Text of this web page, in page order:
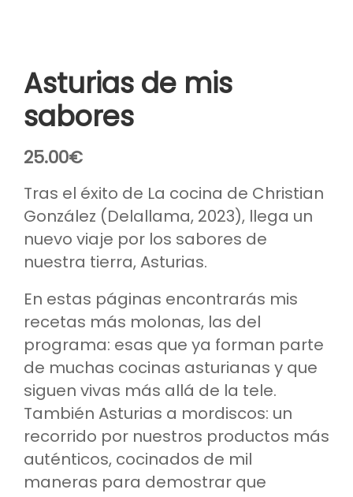
Asturias de mis
sabores
25.00€
Tras el éxito de La cocina de Christian
González (Delallama, 2023), llega un
nuevo viaje por los sabores de
nuestra tierra, Asturias.
En estas páginas encontrarás mis
recetas más molonas, las del
programa: esas que ya forman parte
de muchas cocinas asturianas y que
siguen vivas más allá de la tele.
También Asturias a mordiscos: un
recorrido por nuestros productos más
auténticos, cocinados de mil
maneras para demostrar que